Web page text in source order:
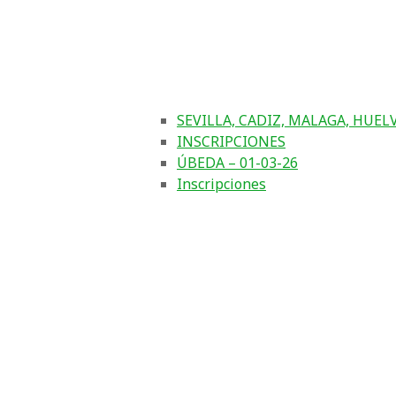
SEVILLA, CADIZ, MALAGA,
INSCRIPCIONES
ÚBEDA – 01-03-26
Inscripciones